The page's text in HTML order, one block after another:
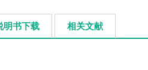
明书下载 相关文献